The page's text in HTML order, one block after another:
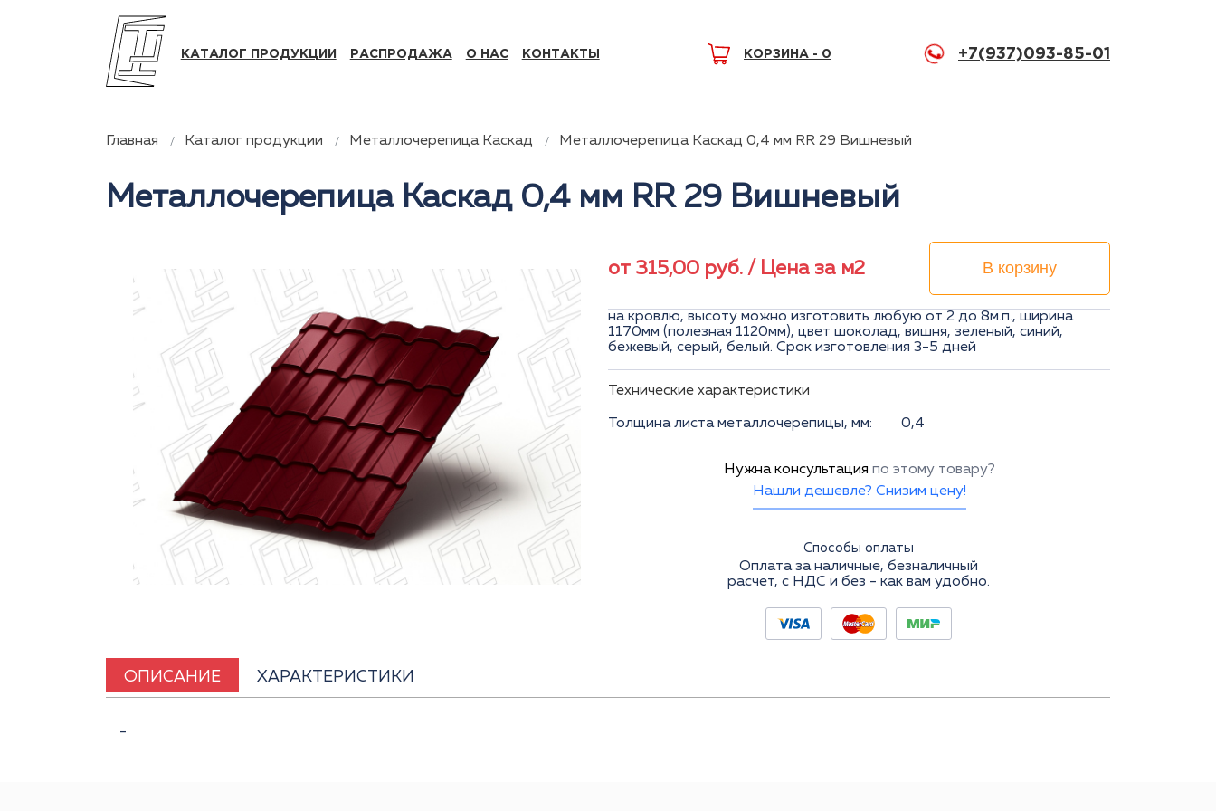
КАТАЛОГ ПРОДУКЦИИ РАСПРОДАЖА О НАС КОНТАКТЫ КОРЗИНА - 0 +7(937)093-85-01
Главная Каталог продукции Металлочерепица Каскад Металлочерепица Каскад 0,4 мм RR 29 Вишневый
Металлочерепица Каскад 0,4 мм RR 29 Вишневый
от 315,00 руб. / Цена за м2 В корзину
на кровлю, высоту можно изготовить любую от 2 до 8м.п., ширина
1170мм (полезная 1120мм), цвет шоколад, вишня, зеленый, синий,
бежевый, серый, белый. Срок изготовления 3-5 дней
Технические характеристики
Толщина листа металлочерепицы, мм: 0,4
Нужна консультация по этому товару?
Нашли дешевле? Снизим цену!
Способы оплаты
Оплата за наличные, безналичный
расчет, с НДС и без - как вам удобно.
ОПИСАНИЕ ХАРАКТЕРИСТИКИ
-